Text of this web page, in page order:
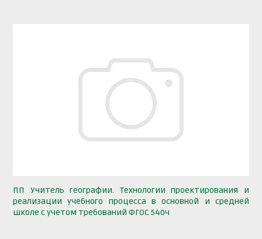
ПП Учитель географии. Технологии проектирования и
реализации учебного процесса в основной и средней
школе с учетом требований ФГОС 540ч